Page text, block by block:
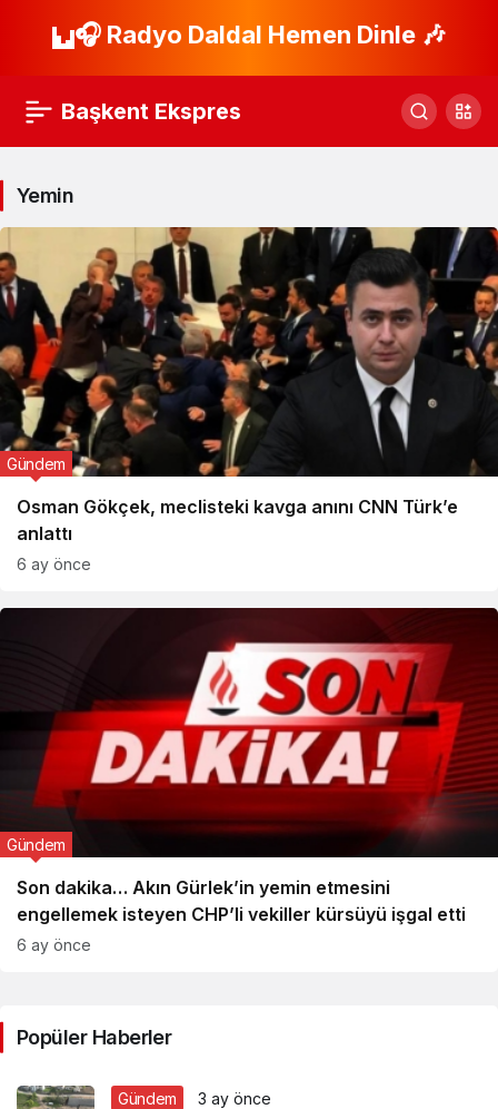
🎧 Radyo Daldal Hemen Dinle 🎶
Başkent Ekspres
Yemin
Osman Gökçek, meclisteki kavga anını CNN Türk’e
anlattı
Gündem
6 ay önce
Son dakika… Akın Gürlek’in yemin etmesini
engellemek isteyen CHP’li vekiller kürsüyü işgal etti
Gündem
6 ay önce
Popüler Haberler
Gündem 3 ay önce